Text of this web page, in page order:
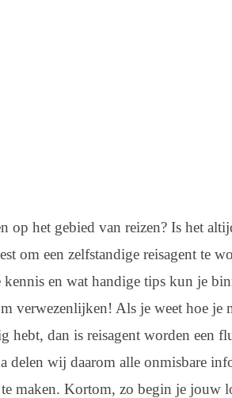
op het gebied van reizen? Is het
om een zelfstandige reisagent te
en wat handige tips kun je
verwezenlijken! Als je weet hoe je
hebt, dan is reisagent worden een
delen wij daarom alle onmisbare
maken. Kortom, zo begin je jouw